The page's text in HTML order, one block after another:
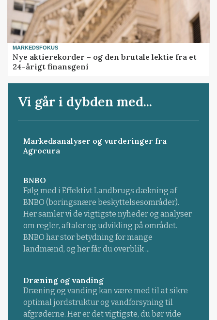
MARKEDSFOKUS
Nye aktierekorder – og den brutale lektie fra et
24-årigt finansgeni
Vi går i dybden med...
Markedsanalyser og vurderinger fra
Agrocura
BNBO
Følg med i Effektivt Landbrugs dækning af
BNBO (boringsnære beskyttelsesområder).
Her samler vi de vigtigste nyheder og analyser
om regler, aftaler og udvikling på området.
BNBO har stor betydning for mange
landmænd, og her får du overblik ...
Dræning og vanding
Dræning og vanding kan være med til at sikre
optimal jordstruktur og vandforsyning til
afgrøderne. Her er det vigtigste, du bør vide